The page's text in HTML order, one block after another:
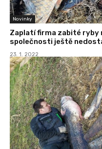
Novinky
Zaplatí firma zabité ryby
společnosti ještě
23. 1. 2022